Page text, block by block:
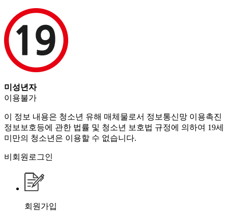
미성년자
이용불가
이 정보 내용은 청소년 유해 매체물로서 정보통신망 이용촉진
정보보호등에 관한 법률 및 청소년 보호법 규정에 의하여 19세
미만의 청소년은 이용할 수 없습니다.
비회원로그인
회원가입